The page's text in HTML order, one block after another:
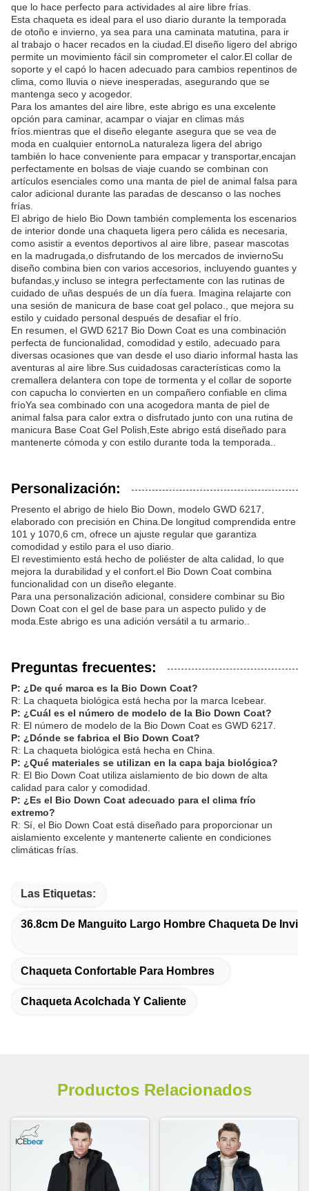
que lo hace perfecto para actividades al aire libre frías.
Esta chaqueta es ideal para el uso diario durante la temporada
de otoño e invierno, ya sea para una caminata matutina, para ir
al trabajo o hacer recados en la ciudad.El diseño ligero del abrigo
permite un movimiento fácil sin comprometer el calor.El collar de
soporte y el capó lo hacen adecuado para cambios repentinos de
clima, como lluvia o nieve inesperadas, asegurando que se
mantenga seco y acogedor.
Para los amantes del aire libre, este abrigo es una excelente
opción para caminar, acampar o viajar en climas más
fríos.mientras que el diseño elegante asegura que se vea de
moda en cualquier entornoLa naturaleza ligera del abrigo
también lo hace conveniente para empacar y transportar,encajan
perfectamente en bolsas de viaje cuando se combinan con
artículos esenciales como una manta de piel de animal falsa para
calor adicional durante las paradas de descanso o las noches
frías.
El abrigo de hielo Bio Down también complementa los escenarios
de interior donde una chaqueta ligera pero cálida es necesaria,
como asistir a eventos deportivos al aire libre, pasear mascotas
en la madrugada,o disfrutando de los mercados de inviernoSu
diseño combina bien con varios accesorios, incluyendo guantes y
bufandas,y incluso se integra perfectamente con las rutinas de
cuidado de uñas después de un día fuera. Imagina relajarte con
una sesión de manicura de base coat gel polaco., que mejora su
estilo y cuidado personal después de desafiar el frío.
En resumen, el GWD 6217 Bio Down Coat es una combinación
perfecta de funcionalidad, comodidad y estilo, adecuado para
diversas ocasiones que van desde el uso diario informal hasta las
aventuras al aire libre.Sus cuidadosas características como la
cremallera delantera con tope de tormenta y el collar de soporte
con capucha lo convierten en un compañero confiable en clima
fríoYa sea combinado con una acogedora manta de piel de
animal falsa para calor extra o disfrutado junto con una rutina de
manicura Base Coat Gel Polish,Este abrigo está diseñado para
mantenerte cómoda y con estilo durante toda la temporada..
Personalización:
Presento el abrigo de hielo Bio Down, modelo GWD 6217,
elaborado con precisión en China.De longitud comprendida entre
101 y 1070,6 cm, ofrece un ajuste regular que garantiza
comodidad y estilo para el uso diario.
El revestimiento está hecho de poliéster de alta calidad, lo que
mejora la durabilidad y el confort.el Bio Down Coat combina
funcionalidad con un diseño elegante.
Para una personalización adicional, considere combinar su Bio
Down Coat con el gel de base para un aspecto pulido y de
moda.Este abrigo es una adición versátil a tu armario..
Preguntas frecuentes:
P: ¿De qué marca es la Bio Down Coat?
R: La chaqueta biológica está hecha por la marca Icebear.
P: ¿Cuál es el número de modelo de la Bio Down Coat?
R: El número de modelo de la Bio Down Coat es GWD 6217.
P: ¿Dónde se fabrica el Bio Down Coat?
R: La chaqueta biológica está hecha en China.
P: ¿Qué materiales se utilizan en la capa baja biológica?
R: El Bio Down Coat utiliza aislamiento de bio down de alta
calidad para calor y comodidad.
P: ¿Es el Bio Down Coat adecuado para el clima frío
extremo?
R: Sí, el Bio Down Coat está diseñado para proporcionar un
aislamiento excelente y mantenerte caliente en condiciones
climáticas frías.
Las Etiquetas:
36.8cm De Manguito Largo Hombre Chaqueta De
Chaqueta Confortable Para Hombres
Chaqueta Acolchada Y Caliente
Productos Relacionados